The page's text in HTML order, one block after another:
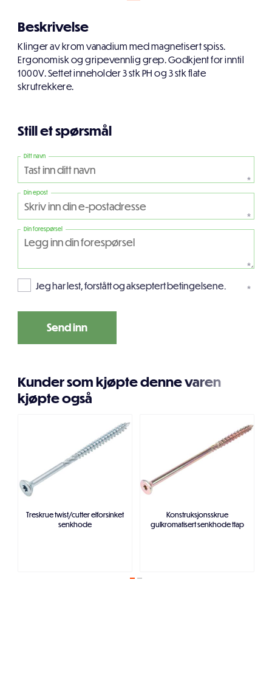
Beskrivelse
Klinger av krom vanadium med magnetisert spiss.
Ergonomisk og gripevennlig grep. Godkjent for inntil
1000V. Settet inneholder 3 stk PH og 3 stk flate
skrutrekkere.
Still et spørsmål
Ditt navn
*
Din epost
*
Din forespørsel
*
Jeg har lest, forstått og akseptert betingelsene. *
Kunder som kjøpte denne varen
kjøpte også
Treskrue twist/cutter elforsinket
senkhode
Konstruksjonsskrue
gulkromatisert senkhode ttap